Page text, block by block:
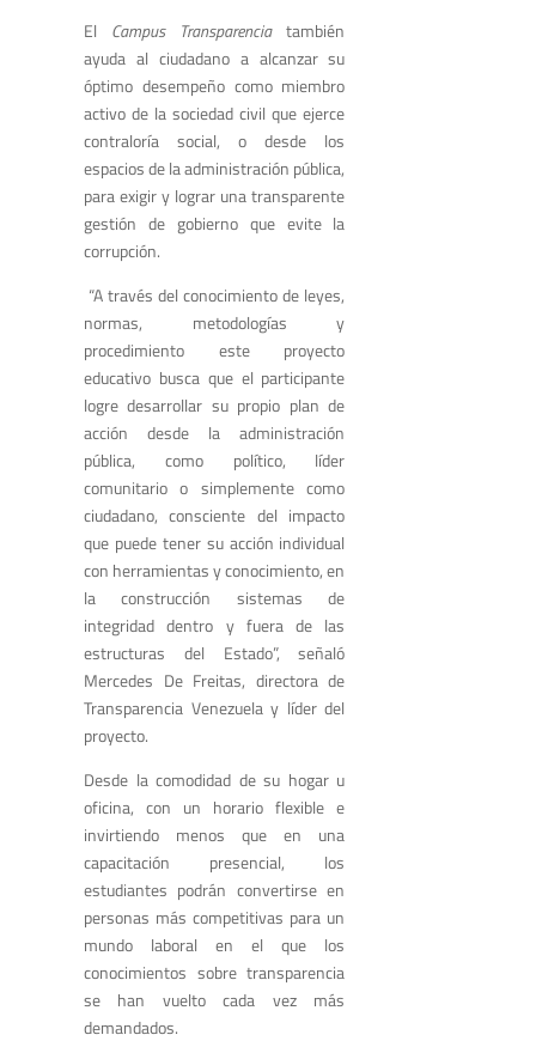
El Campus Transparenciatambién
ayuda al ciudadano a alcanzar su
óptimo desempeño como miembro
activo de la sociedad civil que ejerce
contraloría social, o desde los
espacios de la administración pública,
para exigir y lograr una transparente
gestión de gobierno que evite la
corrupción.
“A través del conocimiento de leyes,
normas, metodologías y
procedimiento este proyecto
educativo busca que el participante
logre desarrollar su propio plan de
acción desde la administración
pública, como político, líder
comunitario o simplemente como
ciudadano, consciente del impacto
que puede tener su acción individual
con herramientas y conocimiento, en
la construcción sistemas de
integridad dentro y fuera de las
estructuras del Estado”, señaló
Mercedes De Freitas, directora de
Transparencia Venezuela y líder del
proyecto.
Desde la comodidad de su hogar u
oficina, con un horario flexible e
invirtiendo menos que en una
capacitación presencial, los
estudiantes podrán convertirse en
personas más competitivas para un
mundo laboral en el que los
conocimientos sobre transparencia
se han vuelto cada vez más
demandados.